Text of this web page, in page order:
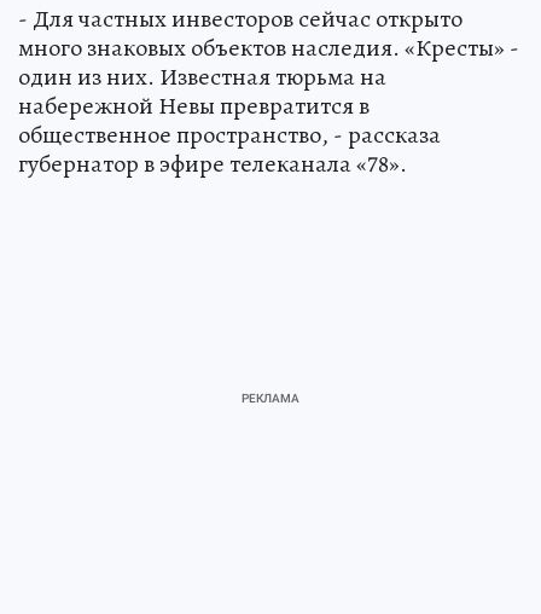
- Для частных инвесторов сейчас открыто
много знаковых объектов наследия. «Кресты» -
один из них. Известная тюрьма на
набережной Невы превратится в
общественное пространство, - рассказа
губернатор в эфире телеканала «78».